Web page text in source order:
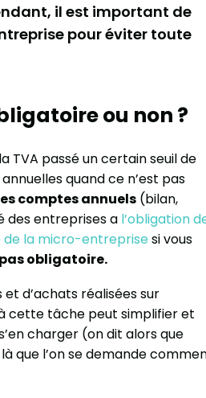
il est important de
pour éviter toute
ou non ?
TVA passé un certain seuil de
quand ce n’est pas
comptes annuels (bilan,
des entreprises a l’obligation
de la micro-entreprise si vous
obligatoire.
d’achats réalisées sur
cette tâche peut simplifier et
charger (on dit alors que
que l’on se demande